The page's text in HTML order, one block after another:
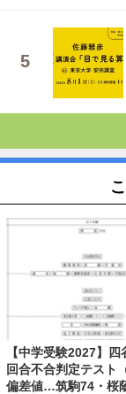
【中学受験2027】
回合不合判定テスト
偏差値…筑駒74・桜